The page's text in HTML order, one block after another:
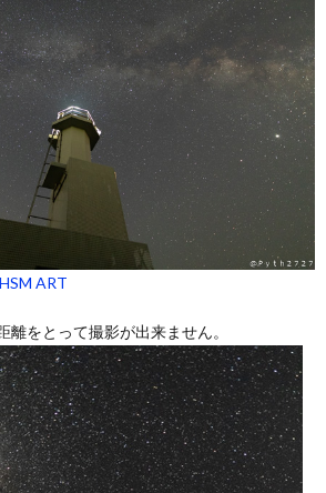
ART
離をとって撮影が出来ません。